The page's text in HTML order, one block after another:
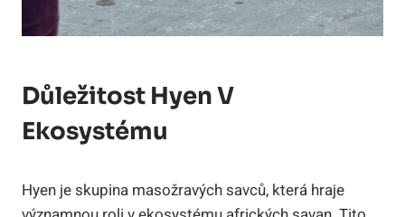
Důležitost Hyen V
Ekosystému
Hyen je skupina masožravých savců, která hraje